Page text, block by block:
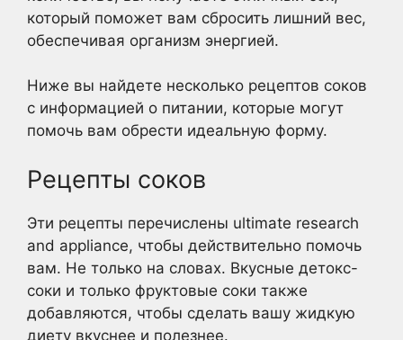
который поможет вам сбросить лишний вес,
обеспечивая организм энергией.
Ниже вы найдете несколько рецептов соков
с информацией о питании, которые могут
помочь вам обрести идеальную форму.
Рецепты соков
Эти рецепты перечислены ultimate research
and appliance, чтобы действительно помочь
вам. Не только на словах. Вкусные детокс-
соки и только фруктовые соки также
добавляются, чтобы сделать вашу жидкую
диету вкуснее и полезнее.